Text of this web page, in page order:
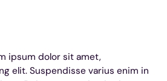
ipsum dolor sit amet,
elit. Suspendisse varius enim in